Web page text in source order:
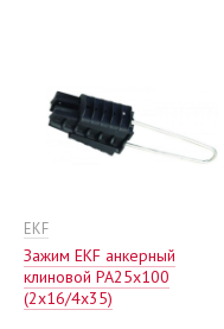
EKF
Зажим EKF анкерный
клиновой PA25x100
(2х16/4х35)